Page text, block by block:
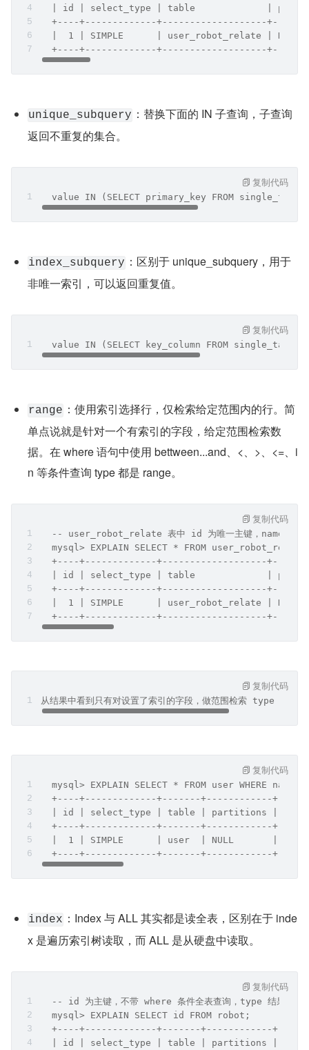
| id | select_type | table             |
+----+-------------+-------------------
|  1 | SIMPLE      | user_robot_relate | NULL
+----+-------------+-------------------
unique_subquery ：替换下面的 IN 子查询，子查询
返回不重复的集合。
value IN (SELECT primary_key FROM
复制代码
index_subquery ：区别于 unique_subquery，用于
非唯一索引，可以返回重复值。
value IN (SELECT key_column FROM single_table
复制代码
range ：使用索引选择行，仅检索给定范围内的行。简
单点说就是针对一个有索引的字段，给定范围检索数
据。在 where 语句中使用 bettween...and、<、>、<=、i
n 等条件查询 type 都是 range。
-- user_robot_relate 表中 id 为唯一主键，name 普通
mysql> EXPLAIN SELECT * FROM
+----+-------------+-------------------
| id | select_type | table             |
+----+-------------+-------------------
|  1 | SIMPLE      | user_robot_relate | NULL
+----+-------------+-------------------
复制代码
从结果中看到只有对设置了索引的字段，做范围检索 type 才是
复制代码
mysql> EXPLAIN SELECT * FROM user WHERE name
+----+-------------+-------+------------
| id | select_type | table | partitions |
+----+-------------+-------+------------
|  1 | SIMPLE      | user  | NULL       | ALL
+----+-------------+-------+------------
复制代码
index ：Index 与 ALL 其实都是读全表，区别在于 inde
x 是遍历索引树读取，而 ALL 是从硬盘中读取。
-- id 为主键，不带 where 条件全表查询，type 结果为
  mysql> EXPLAIN SELECT id FROM robot;
+----+-------------+-------+------------
| id | select_type | table | partitions |
复制代码